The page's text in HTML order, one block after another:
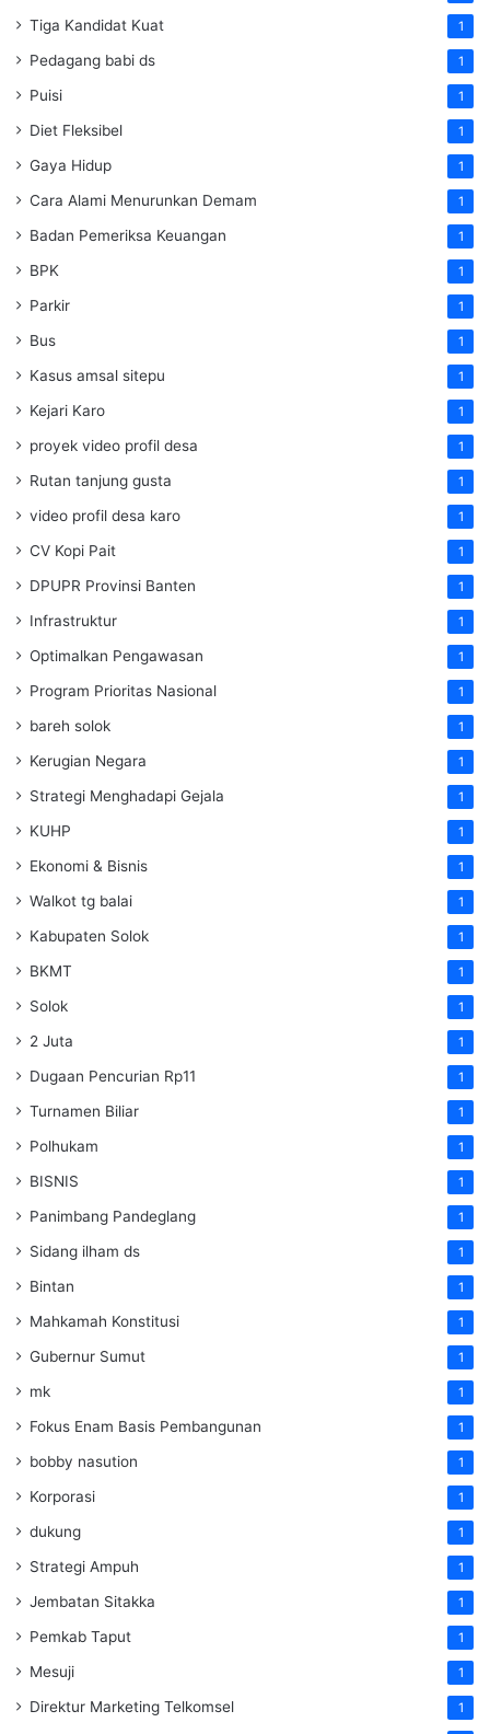
Tiga Kandidat Kuat 1
Pedagang babi ds 1
Puisi 1
Diet Fleksibel 1
Gaya Hidup 1
Cara Alami Menurunkan Demam 1
Badan Pemeriksa Keuangan 1
BPK 1
Parkir 1
Bus 1
Kasus amsal sitepu 1
Kejari Karo 1
proyek video profil desa 1
Rutan tanjung gusta 1
video profil desa karo 1
CV Kopi Pait 1
DPUPR Provinsi Banten 1
Infrastruktur 1
Optimalkan Pengawasan 1
Program Prioritas Nasional 1
bareh solok 1
Kerugian Negara 1
Strategi Menghadapi Gejala 1
KUHP 1
Ekonomi & Bisnis 1
Walkot tg balai 1
Kabupaten Solok 1
BKMT 1
Solok 1
2 Juta 1
Dugaan Pencurian Rp11 1
Turnamen Biliar 1
Polhukam 1
BISNIS 1
Panimbang Pandeglang 1
Sidang ilham ds 1
Bintan 1
Mahkamah Konstitusi 1
Gubernur Sumut 1
mk 1
Fokus Enam Basis Pembangunan 1
bobby nasution 1
Korporasi 1
dukung 1
Strategi Ampuh 1
Jembatan Sitakka 1
Pemkab Taput 1
Mesuji 1
Direktur Marketing Telkomsel 1